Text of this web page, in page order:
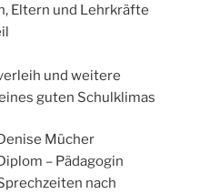
Eltern und Lehrkräfte
und weitere
guten Schulklimas
Denise Mücher
Diplom – Pädagogin
nach